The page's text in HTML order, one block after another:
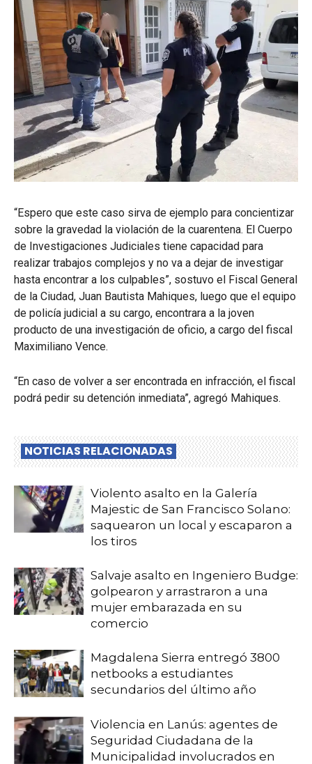
“Espero que este caso sirva de ejemplo para concientizar
sobre la gravedad la violación de la cuarentena. El Cuerpo
de Investigaciones Judiciales tiene capacidad para
realizar trabajos complejos y no va a dejar de investigar
hasta encontrar a los culpables”, sostuvo el Fiscal General
de la Ciudad, Juan Bautista Mahiques, luego que el equipo
de policía judicial a su cargo, encontrara a la joven
producto de una investigación de oficio, a cargo del fiscal
Maximiliano Vence.
“En caso de volver a ser encontrada en infracción, el fiscal
podrá pedir su detención inmediata”, agregó Mahiques.
NOTICIAS RELACIONADAS
Violento asalto en la Galería
Majestic de San Francisco Solano:
saquearon un local y escaparon a
los tiros
Salvaje asalto en Ingeniero Budge:
golpearon y arrastraron a una
mujer embarazada en su
comercio
Magdalena Sierra entregó 3800
netbooks a estudiantes
secundarios del último año
Violencia en Lanús: agentes de
Seguridad Ciudadana de la
Municipalidad involucrados en